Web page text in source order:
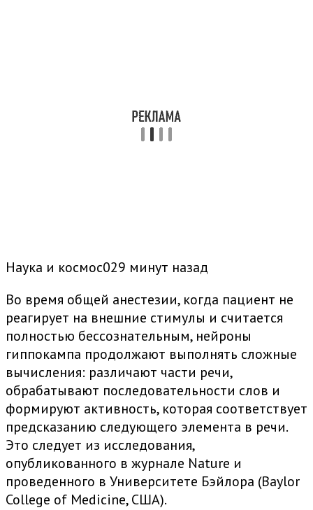
Наука и космос029 минут назад
Во время общей анестезии, когда пациент не
реагирует на внешние стимулы и считается
полностью бессознательным, нейроны
гиппокампа продолжают выполнять сложные
вычисления: различают части речи,
обрабатывают последовательности слов и
формируют активность, которая соответствует
предсказанию следующего элемента в речи.
Это следует из исследования,
опубликованного в журнале Nature и
проведенного в Университете Бэйлора (Baylor
College of Medicine, США).